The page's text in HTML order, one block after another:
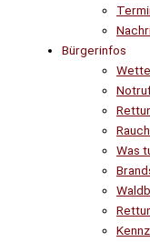
Bürgerinfos
Was